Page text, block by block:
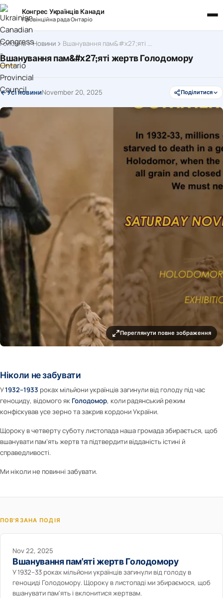
Конгрес Українців Канади
Провінційна рада Онтаріо
Головна Новини Вшанування пам&#x27;яті жертв Голодомору
Вшанування пам&#x27;яті жертв Голодомору
Усі новиниNovember 20, 2025 Поділитися
Переглянути повне зображення
Ніколи не забувати
У1932–1933 роках мільйони українців загинули від голоду під час
геноциду, відомого як Голодомор, коли радянський режим
конфіскував усе зерно та закрив кордони України.
Щороку в четверту суботу листопада наша громада збирається, щоб
вшанувати пам’ять жертв та підтвердити відданість істині й
справедливості.
Ми ніколи не повинні забувати.
ПОВ'ЯЗАНА ПОДІЯ
Nov 22, 2025
Вшанування пам'яті жертв Голодомору
У 1932–33 роках мільйони українців загинули від голоду в
геноциді Голодомору. Щороку в листопаді ми збираємося, щоб
вшанувати пам'ять і вклонитися жертвам.